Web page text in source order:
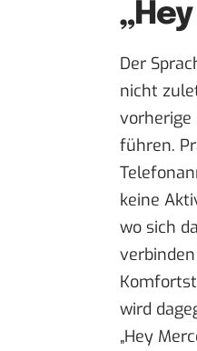
Der
nicht
vorherige
führen.
keine
wo sich
verbinden
wird
„Hey